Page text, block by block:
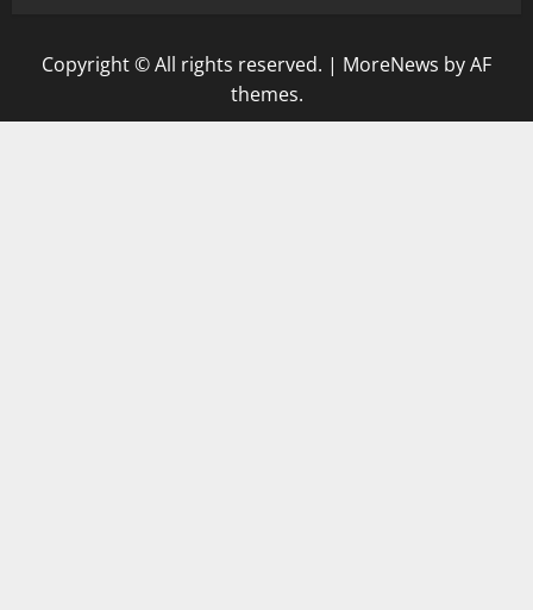
Copyright © All rights reserved. | MoreNews by AF
themes.